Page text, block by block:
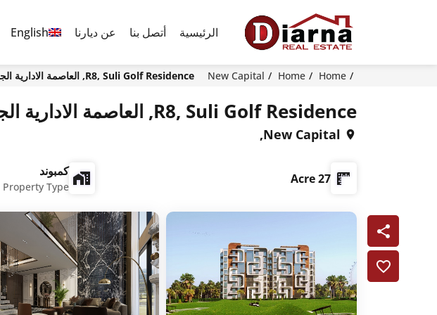
الرئيسية أتصل بنا عن ديارنا English
Home
Home
New Capital R8, Suli Golf Residence, العاصمة الادارية الجديدة
R8, Suli Golf Residence, العاصمة الادارية الجديدة
New Capital,
27 Acre كمبوند
Property Type